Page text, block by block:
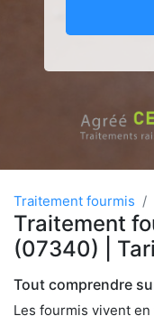
Traitement fourmis
Traitement
(07340) |
Tout comprendre
Les fourmis vivent